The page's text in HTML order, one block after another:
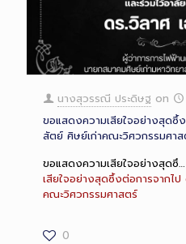
นางสุวรรณี ประดิษฐ on
ขอแสดงความเสียใจอย่างสุดซึ้
สัตย์ ศิษย์เก่าคณะวิศวกรรมศา
ขอแสดงความเสียใจอย่างสุดซึ…
เสียใจอย่างสุดซึ้งต่อการจากไ
คณะวิศวกรรมศาสตร์
0